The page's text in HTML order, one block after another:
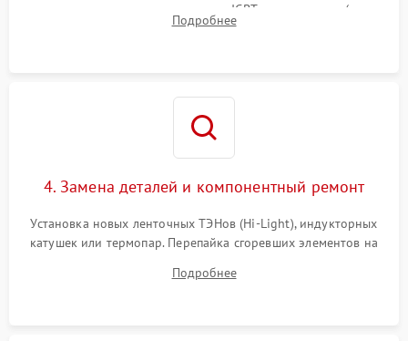
модуля, реле, диодных мостов и IGBT-транзисторов (для
индукции). Проверка кранов и газ-контроля (для газовых
Подробнее
4. Замена деталей и компонентный ремонт
Установка новых ленточных ТЭНов (Hi-Light), индукторных
катушек или термопар. Перепайка сгоревших элементов на
дорожек. Очистка контактов и замена поврежденной
Подробнее